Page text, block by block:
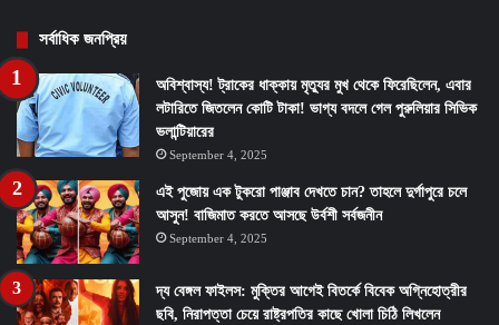
সর্বাধিক জনপ্রিয়
অবিশ্বাস্য! ট্রাকের ধাক্কায় মৃত্যুর মুখ থেকে ফিরেছিলেন, এবার
লটারিতে জিতলেন কোটি টাকা! ভাগ্য বদলে গেল পুরুলিয়ার সিভিক
ভলান্টিয়ারের
September 4, 2025
এই পুজোয় এক টুকরো পাঞ্জাব দেখতে চান? তাহলে দুর্গাপুরে চলে
আসুন! বাজিমাত করতে আসছে উর্বশী সর্বজনীন
September 4, 2025
দ্য বেঙ্গল ফাইলস: মুক্তির আগেই বিতর্কে বিবেক অগ্নিহোত্রীর
ছবি, নিরাপত্তা চেয়ে রাষ্ট্রপতির কাছে খোলা চিঠি লিখলেন